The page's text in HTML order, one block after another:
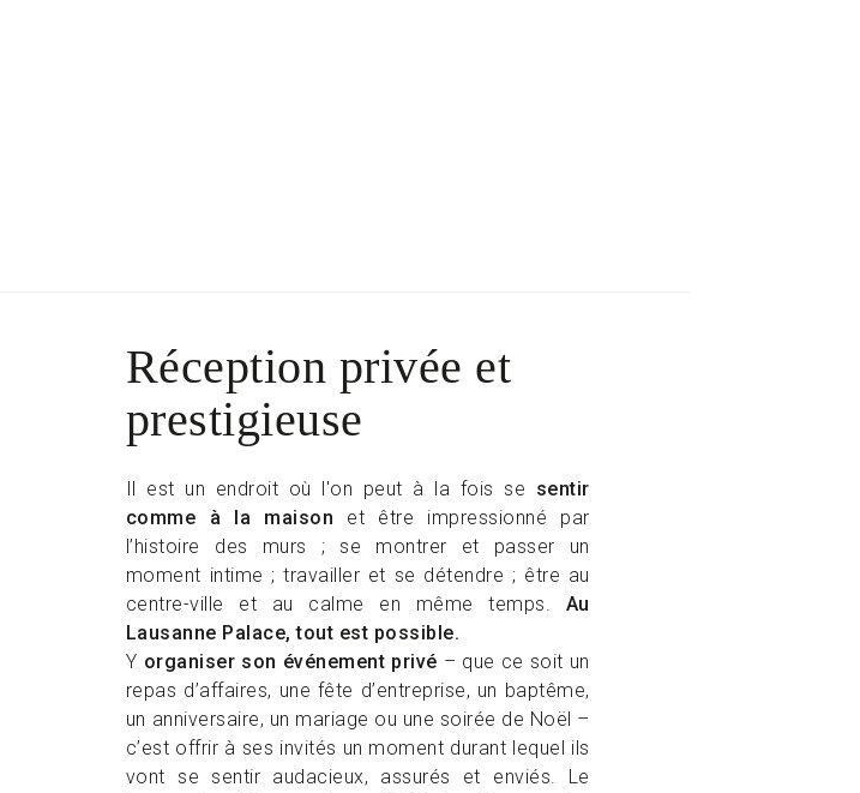
Réception privée et
prestigieuse
Il est un endroit où l'on peut à la fois se sentir
comme à la maison et être impressionné par
l’histoire des murs ; se montrer et passer un
moment intime ; travailler et se détendre ; être au
centre-ville et au calme en même temps. Au
Lausanne Palace, tout est possible.
Y organiser son événement privé – que ce soit un
repas d’affaires, une fête d’entreprise, un baptême,
un anniversaire, un mariage ou une soirée de Noël –
c’est offrir à ses invités un moment durant lequel ils
vont se sentir audacieux, assurés et enviés. Le